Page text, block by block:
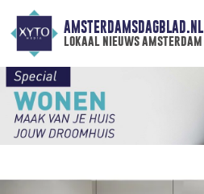
AMSTERDAMSDAGBLAD.NL
lokaal nieuws amsterdam